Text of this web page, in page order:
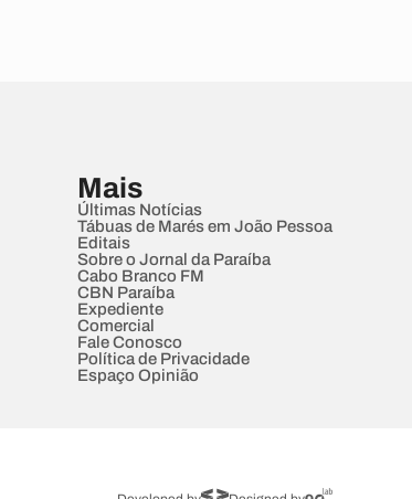
Mais
Últimas Notícias
Tábuas de Marés em João Pessoa
Editais
Sobre o Jornal da Paraíba
Cabo Branco FM
CBN Paraíba
Expediente
Comercial
Fale Conosco
Política de Privacidade
Espaço Opinião